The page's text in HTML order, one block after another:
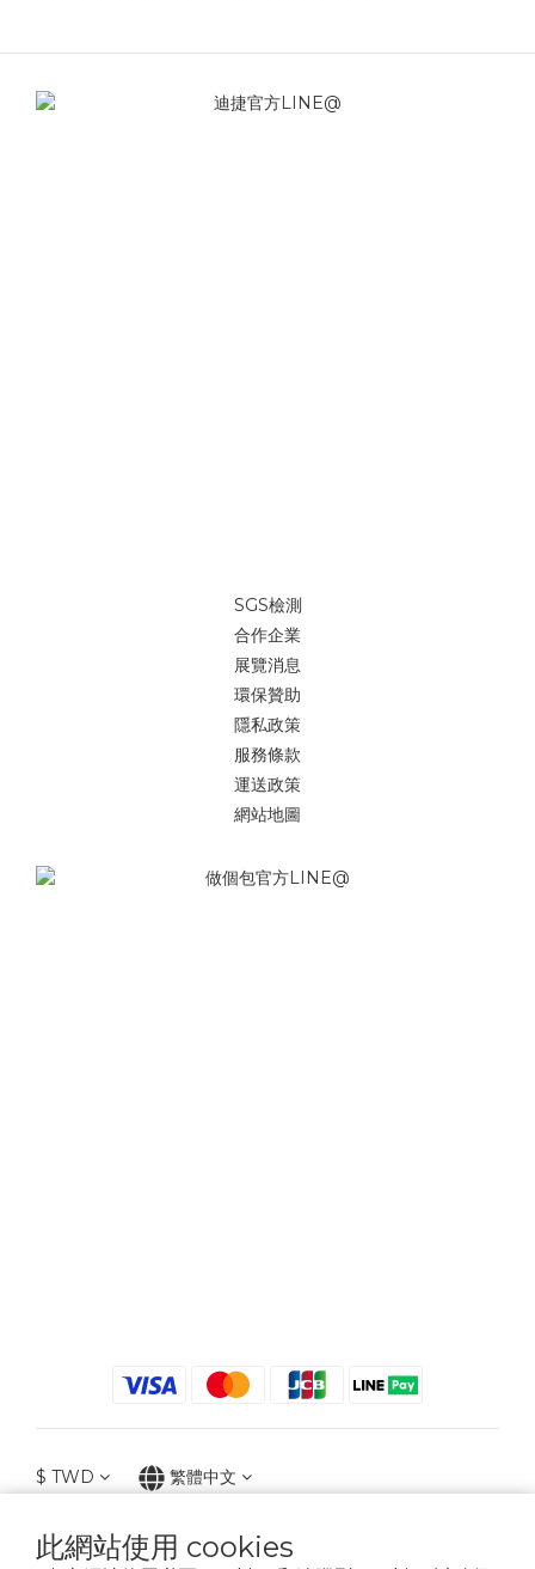
此網站使用 cookies
SGS檢測
合作企業
展覽消息
環保贊助
隱私政策
服務條款
運送政策
網站地圖
$ TWD 繁體中文